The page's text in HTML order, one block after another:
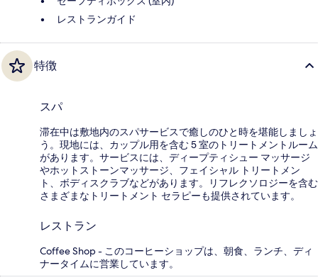
レストランガイド
特徴
スパ
滞在中は敷地内のスパサービスで癒しのひと時を堪能しましょ
う。現地には、カップル用を含む 5 室のトリートメントルーム
があります。サービスには、ディープティシュー マッサージ
やホットストーンマッサージ、フェイシャル トリートメン
ト、ボディスクラブなどがあります。リフレクソロジーを含む
さまざまなトリートメント セラピーも提供されています。
レストラン
Coffee Shop - このコーヒーショップは、朝食、ランチ、ディ
ナータイムに営業しています。